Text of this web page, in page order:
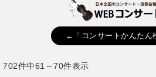
←「コンサートかんたん
702件中61～70件表示